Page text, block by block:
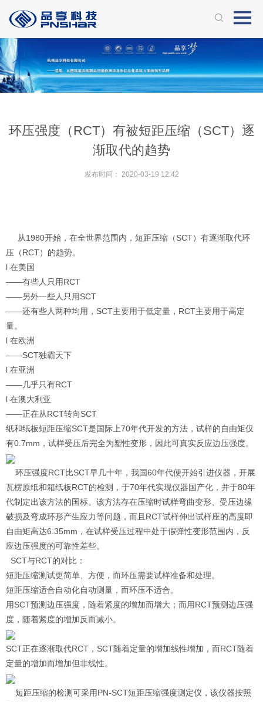
环压强度（RCT）有被短距压缩（SCT）逐
渐取代的趋势
发布时间： 2020-03-19 12:42
从1980开始，在全世界范围内，短距压缩（SCT）有逐渐取代环
压（RCT）的趋势。
l 在美国
——有些人只用RCT
——另外一些人只用SCT
——还有些人两种均用，SCT主要用于低定量，RCT主要用于高定
量。
l 在欧洲
——SCT独霸天下
l 在亚洲
——几乎只有RCT
l 在澳大利亚
——正在从RCT转向SCT
纸和纸板短距压缩SCT是国际上70年代开发的方法，试样的自由矩仅
有0.7mm，试样受压后完全为塑性变形，因此可真实反应边压强度。
环压强度RCT比SCT早几十年，我国60年代便开始引进仪器，开展
瓦楞原纸和箱纸板RCT的检测，于70年代实现仪器国产化，并于80年
代制定出该方法的国标。该方法存在压缩时试样弯曲变形、受压边缘
破损及弯成环形产生应力等问题，而且RCT试样伸出试样座的高度即
自由矩高达6.35mm，在试样受压过程中处于假弹性变形范围内，反
应边压强度的可靠性差些。
SCT与RCT的对比：
短距压缩测试更简单、方便，而环压需要试样准备和处理。
短距压缩适合自动化自动测量，而环压不适合。
用SCT预测边压强度，随着紧度的增加而增大；而用RCT预测边压强
度，随着紧度的增加反而减小。
SCT正在逐渐取代RCT，SCT随着定量的增加线性增加，而RCT随着
定量的增加而增加但非线性。
短距压缩的检测可采用PN-SCT短距压缩强度测定仪，该仪器按照